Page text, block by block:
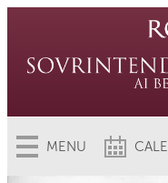
MENU